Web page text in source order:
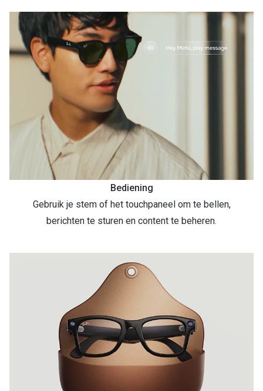
Bediening
Gebruik je stem of het touchpaneel om te bellen,
berichten te sturen en content te beheren.